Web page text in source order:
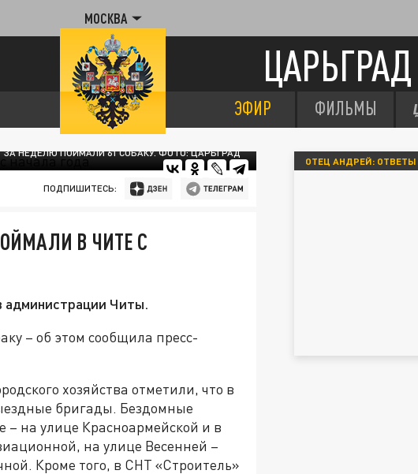
МОСКВА
ЦАРЬГРАД
ЭФИР ФИЛЬМЫ
ЗА НЕДЕЛЮ ПОЙМАЛИ 61 СОБАКУ. ФОТО: ЦАРЬГРАД
ПОДПИШИТЕСЬ:
В ЧИТЕ С
администрации Читы.
– об этом сообщила пресс-
хозяйства отметили, что в
бригады. Бездомные
на улице Красноармейской и в
на улице Весенней –
Кроме того, в СНТ «Строитель»
ОТЕЦ АНДРЕЙ: ОТВЕТЫ